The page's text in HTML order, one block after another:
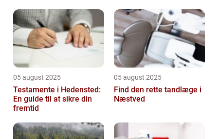
05 august 2025
Testamente i Hedensted:
En guide til at sikre din
fremtid
05 august 2025
Find den rette tandlæge i
Næstved